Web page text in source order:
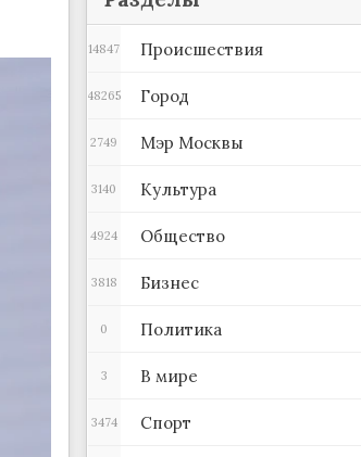
Происшествия
14847
Город
48265
Мэр Москвы
2749
Культура
3140
Общество
4924
Бизнес
3818
Политика
0
В мире
3
Спорт
3474